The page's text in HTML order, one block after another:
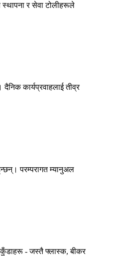
स्थापना र सेवा टोलीहरूले
कार्यप्रवाहलाई तीव्र
परम्परागत म्यानुअल
- जस्तै फ्लास्क, बीकर